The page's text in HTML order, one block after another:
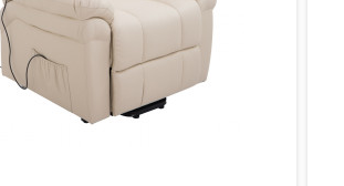
Favori